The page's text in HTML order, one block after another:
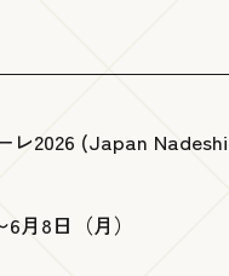
レ2026 (Japan
月8日（月）